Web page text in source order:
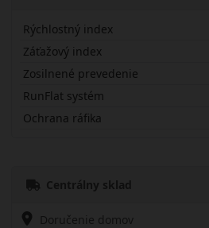
Rýchlostný index
Záťažový index
Zosilnené prevedenie
RunFlat systém
Ochrana ráfika
Centrálny sklad
Doručenie domov